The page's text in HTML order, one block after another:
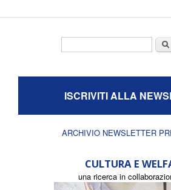
ISCRIVITI ALLA
ARCHIVIO NEWSLETTER
CULTURA E
una ricerca in